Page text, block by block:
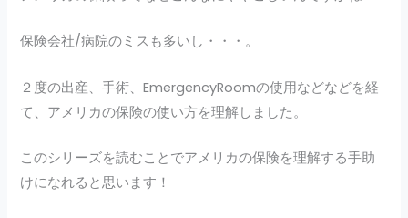
保険会社/病院のミスも多いし・・・。
２度の出産、手術、EmergencyRoomの使用などなどを経
て、アメリカの保険の使い方を理解しました。
このシリーズを読むことでアメリカの保険を理解する手助
けになれると思います！